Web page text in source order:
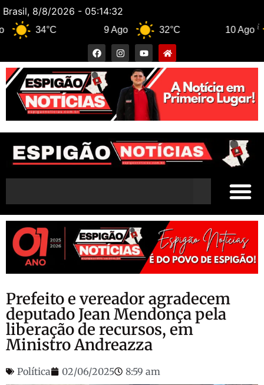
Brasil, 8/8/2026 - 05:14:33
34°C 32°C 10 Ago
Prefeito e vereador agradecem
deputado Jean Mendonça pela
liberação de recursos, em
Ministro Andreazza
Política 02/06/2025 8:59 am